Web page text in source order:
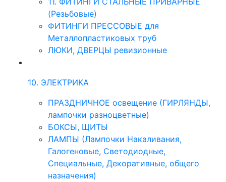
(Резьбовые)
ФИТИНГИ ПРЕССОВЫЕ для
Металлопластиковых труб
ЛЮКИ, ДВЕРЦЫ ревизионные
10. ЭЛЕКТРИКА
ПРАЗДНИЧНОЕ освещение (ГИРЛЯНДЫ,
лампочки разноцветные)
БОКСЫ, ЩИТЫ
ЛАМПЫ (Лампочки Накаливания,
Галогеновые, Светодиодные,
Специальные, Декоративные, общего
назначения)